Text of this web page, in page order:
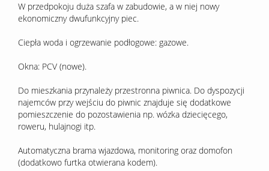
W przedpokoju duża szafa w zabudowie, a w niej nowy
ekonomiczny dwufunkcyjny piec.
Ciepła woda i ogrzewanie podłogowe: gazowe.
Okna: PCV (nowe).
Do mieszkania przynależy przestronna piwnica. Do dyspozycji
najemców przy wejściu do piwnic znajduje się dodatkowe
pomieszczenie do pozostawienia np. wózka dziecięcego,
roweru, hulajnogi itp.
Automatyczna brama wjazdowa, monitoring oraz domofon
(dodatkowo furtka otwierana kodem).